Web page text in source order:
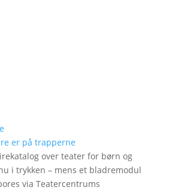
er på trapperne
over teater for børn og
i trykken – mens et bladremodul
via Teatercentrums